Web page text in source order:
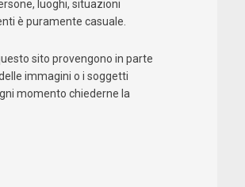
luoghi, situazioni
è puramente casuale.
sito provengono in parte
immagini o i soggetti
momento chiederne la